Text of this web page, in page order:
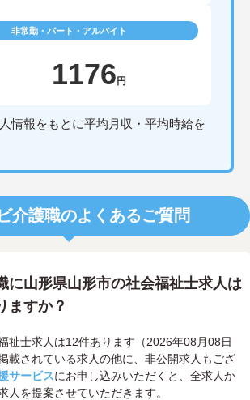
非常勤・パート・アルバイト
1176円
情報をもとに平均月収・平均時給を
介護職のよくあるご質問
に山形県山形市の社会福祉士求人は
ますか？
祉士求人は12件あります（2026年08月08日
載されている求人の他に、非公開求人もござ
サービスにお申し込みいただくと、全求人か
人を提案させていただきます。